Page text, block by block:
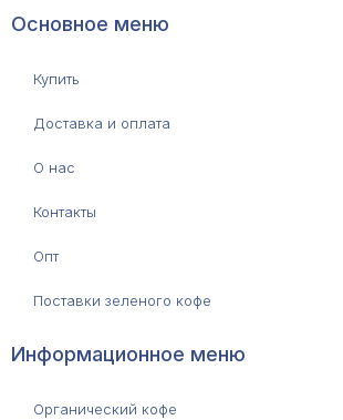
Основное меню
Купить
Доставка и оплата
О нас
Контакты
Опт
Поставки зеленого кофе
Информационное меню
Органический кофе